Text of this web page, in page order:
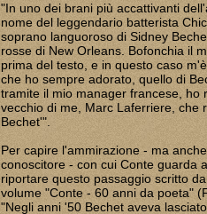
"In uno dei brani più accattivanti
nome del leggendario batterista
soprano languoroso di Sidney
rosse di New Orleans. Bofonchia il
prima del testo, e in questo caso
che ho sempre adorato, quello di
tramite il mio manager francese, ho
vecchio di me, Marc Laferriere, che
Bechet'".
Per capire l'ammirazione - ma
conoscitore - con cui Conte guarda
riportare questo passaggio scritto
volume "Conte - 60 anni da poeta"
"Negli anni '50 Bechet aveva